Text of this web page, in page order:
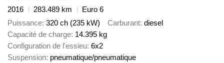
2016
283.489 km
Euro 6
Puissance 320 ch (235 kW) Carburant diesel
Capacité de charge 14.395 kg
Configuration de l'essieu 6x2
Suspension pneumatique/pneumatique